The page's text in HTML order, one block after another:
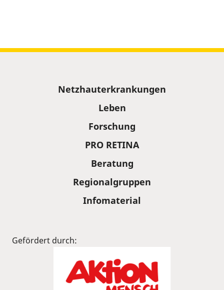
Netzhauterkrankungen
Leben
Forschung
PRO RETINA
Beratung
Regionalgruppen
Infomaterial
Gefördert durch: